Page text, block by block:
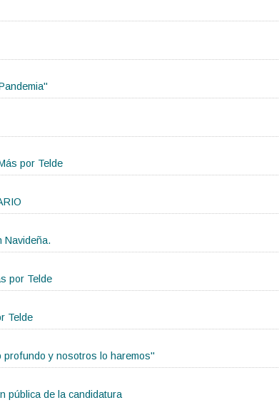
por Telde
Navideña.
por Telde
Telde
profundo y nosotros lo haremos"
pública de la candidatura